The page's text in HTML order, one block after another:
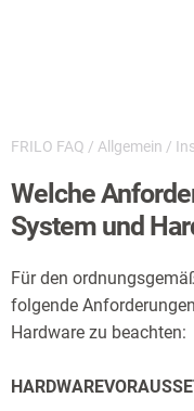
FRILO FAQ / Allgemein /
Welche
System und
Für den
folgende
Hardware zu beachten: